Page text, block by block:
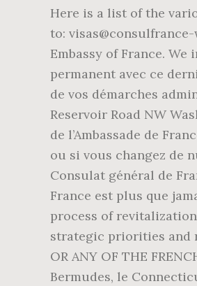
Here is a list of the
to:
Embassy of France.
permanent avec ce
de vos démarches
Reservoir Road NW
de l’Ambassade de
ou si vous changez de
Consulat général de
France est plus que
process of
strategic priorities and
OR ANY OF THE
Bermudes, le